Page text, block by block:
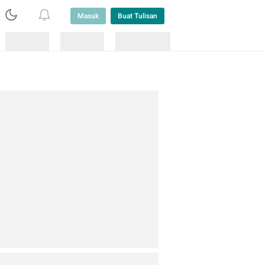
Masuk Buat Tulisan